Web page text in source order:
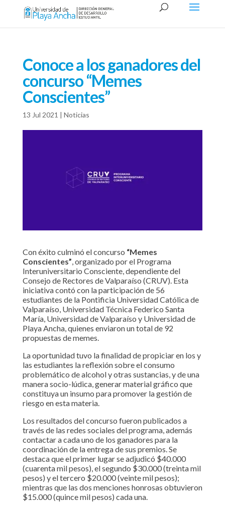
Conoce a los ganadores del
concurso “Memes
Conscientes”
13 Jul 2021 | Noticias
Con éxito culminó el concurso “Memes
Conscientes”, organizado por el Programa
Interuniversitario Consciente, dependiente del
Consejo de Rectores de Valparaíso (CRUV). Esta
iniciativa contó con la participación de 56
estudiantes de la Pontificia Universidad Católica de
Valparaíso, Universidad Técnica Federico Santa
María, Universidad de Valparaíso y Universidad de
Playa Ancha, quienes enviaron un total de 92
propuestas de memes.
La oportunidad tuvo la finalidad de propiciar en los y
las estudiantes la reflexión sobre el consumo
problemático de alcohol y otras sustancias, y de una
manera socio-lúdica, generar material gráfico que
constituya un insumo para promover la gestión de
riesgo en esta materia.
Los resultados del concurso fueron publicados a
través de las redes sociales del programa, además
contactar a cada uno de los ganadores para la
coordinación de la entrega de sus premios. Se
destaca que el primer lugar se adjudicó $40.000
(cuarenta mil pesos), el segundo $30.000 (treinta mil
pesos) y el tercero $20.000 (veinte mil pesos);
mientras que las dos menciones honrosas obtuvieron
$15.000 (quince mil pesos) cada una.